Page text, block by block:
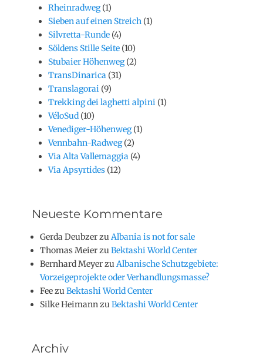
Rheinradweg(1)
Sieben auf einen Streich (1)
Silvretta-Runde (4)
Söldens Stille Seite (10)
Stubaier Höhenweg(2)
TransDinarica (31)
Translagorai (9)
Trekking dei laghetti alpini (1)
VéloSud (10)
Venediger-Höhenweg(1)
Vennbahn-Radweg(2)
Via Alta Vallemaggia (4)
Via Apsyrtides (12)
Neueste Kommentare
Gerda DeubzerzuAlbania is not for sale
Thomas MeierzuBektashi World Center
Bernhard MeyerzuAlbanische Schutzgebiete:
Vorzeigeprojekte oder Verhandlungsmasse?
FeezuBektashi World Center
Silke HeimannzuBektashi World Center
Archiv